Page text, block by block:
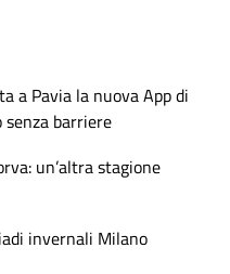
a Pavia la nuova App di
barriere
un’altra stagione
invernali Milano